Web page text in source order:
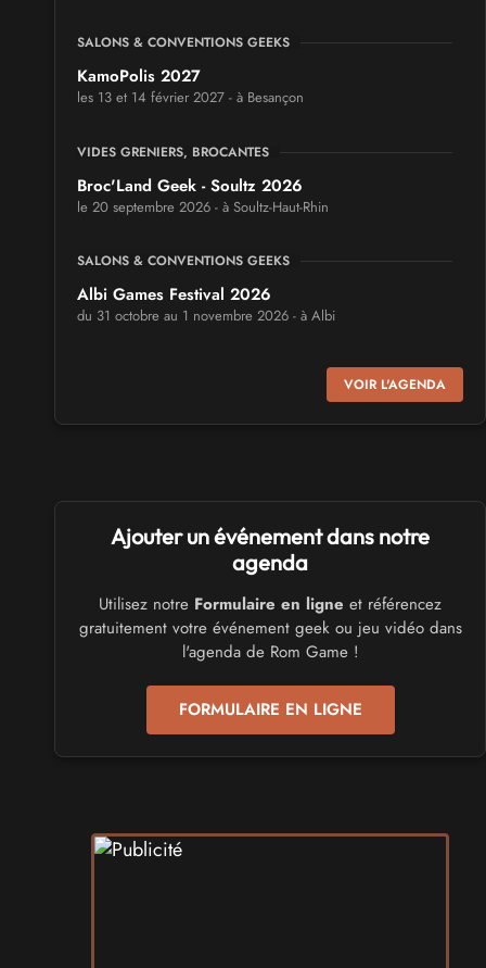
SALONS & CONVENTIONS GEEKS
KamoPolis 2027
les 13 et 14 février 2027 - à Besançon
VIDES GRENIERS, BROCANTES
Broc'Land Geek - Soultz 2026
le 20 septembre 2026 - à Soultz-Haut-Rhin
SALONS & CONVENTIONS GEEKS
Albi Games Festival 2026
du 31 octobre au 1 novembre 2026 - à Albi
Virtual Calais - salon du jeu vidéo et des loisirs
numériques 2026
SALONS & CONVENTIONS GEEKS
Trolls et Légendes 2027
du 26 au 28 mars 2027 - à Mons
CULTURE JAPONAISE ET OTAKU
Mang'Azur 2027
les 24 et 25 avril 2027 - à Toulon
SALONS & CONVENTIONS GEEKS
Play Azur Festival 2027
SALONS & CONVENTIONS GEEKS
Art To Play 2026
VOIR L'AGENDA
Ajouter un événement dans notre
agenda
Utilisez notre Formulaire en ligne et référencez
gratuitement votre événement geek ou jeu vidéo dans
l'agenda de Rom Game !
FORMULAIRE EN LIGNE